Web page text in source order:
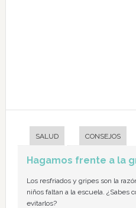
SALUD CONSEJOS
Hagamos frente a la
Los resfriados y gripes son la
niños faltan a la escuela. ¿Sabes
evitarlos?